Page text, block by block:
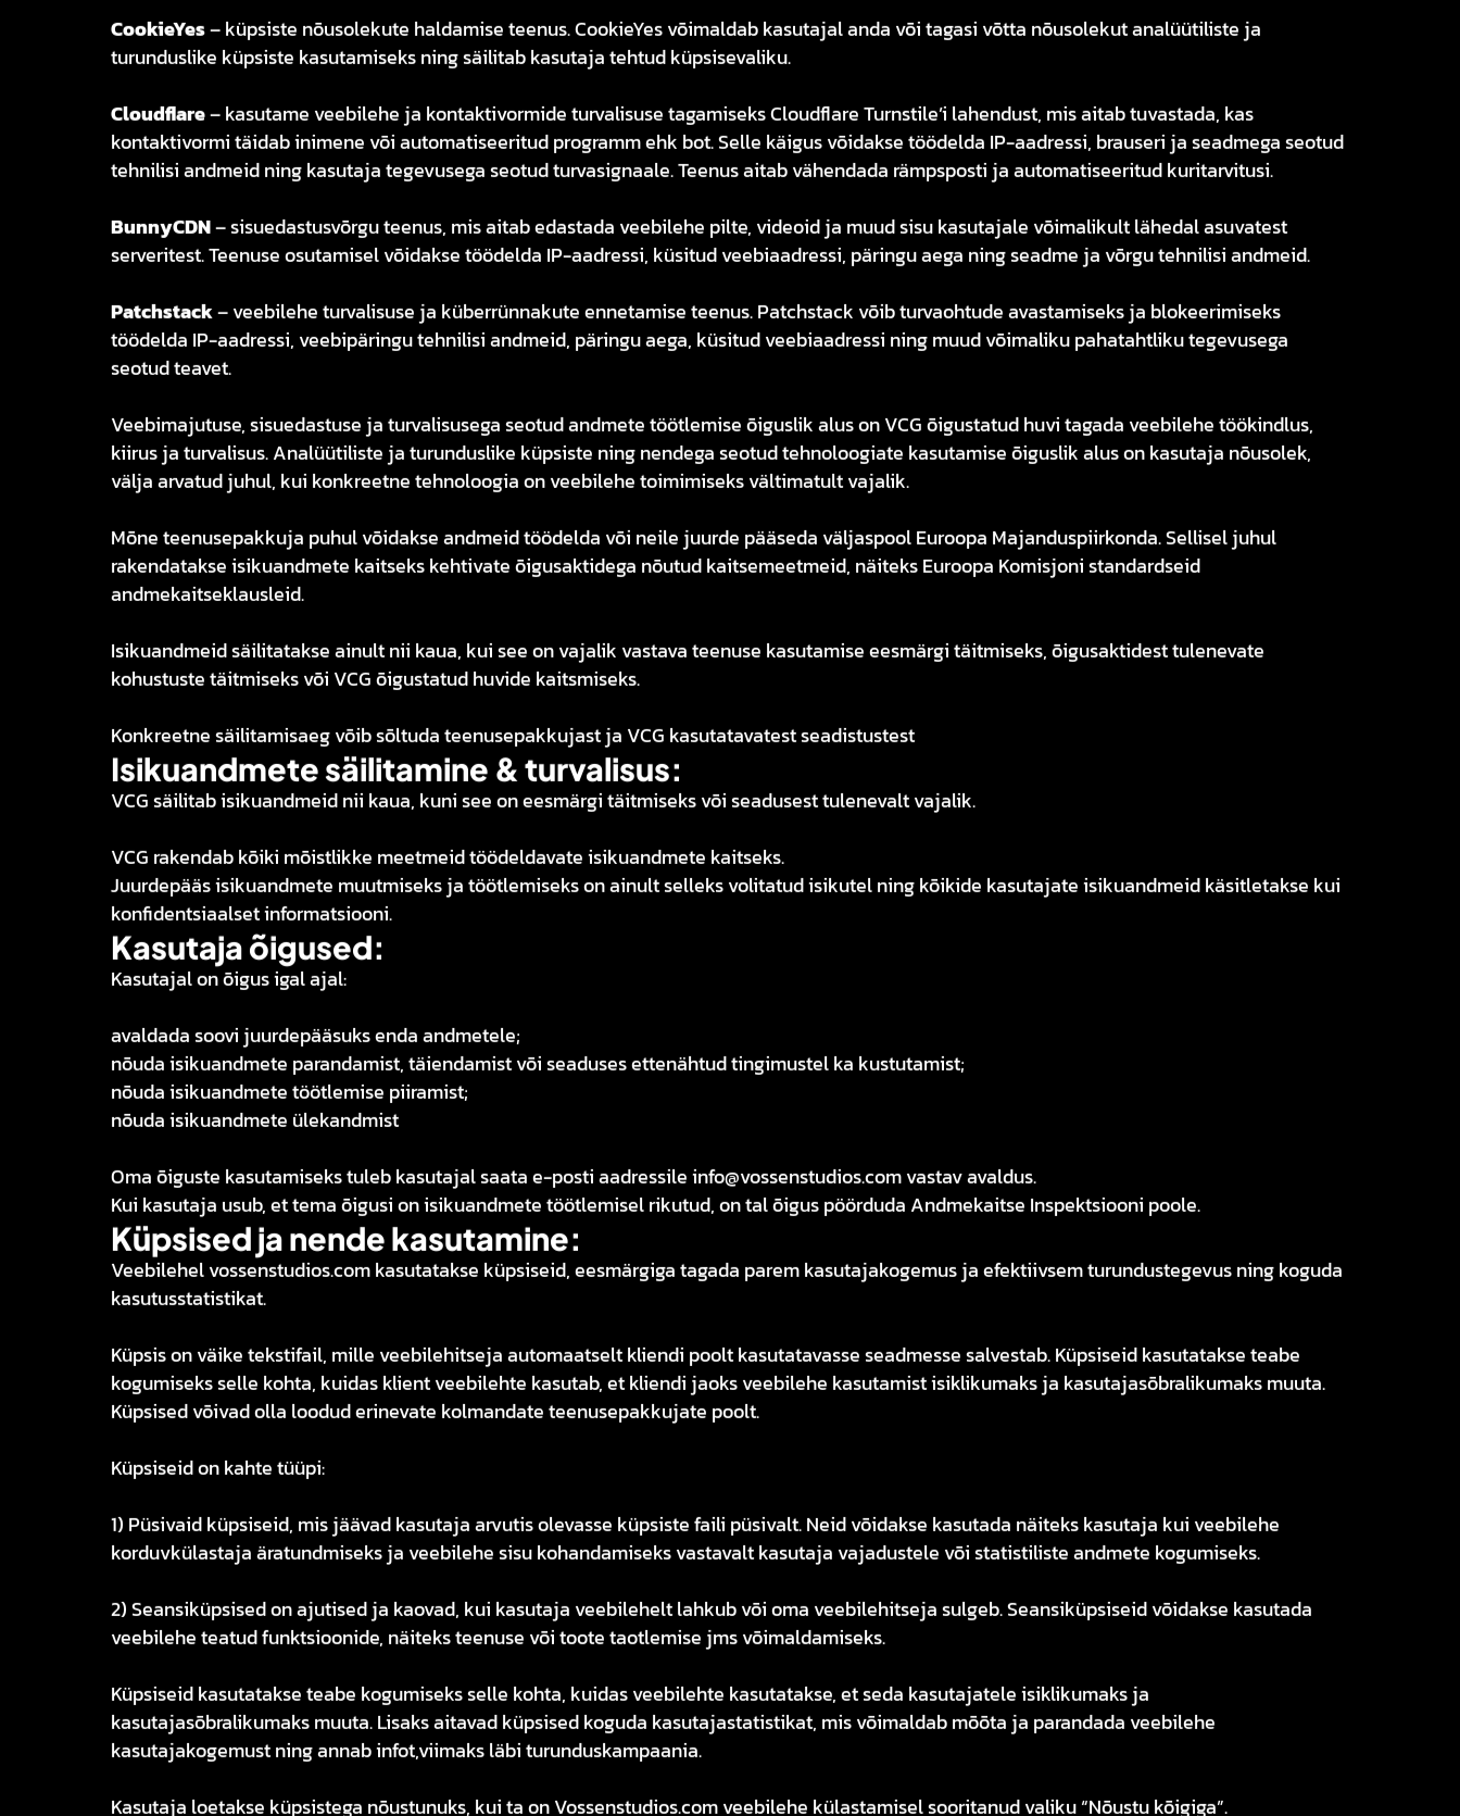
CookieYes– küpsiste nõusolekute haldamise teenus. CookieYes võimaldab kasutajal anda või tagasi võtta nõusolekut analüütiliste ja
turunduslike küpsiste kasutamiseks ning säilitab kasutaja tehtud küpsisevaliku.
Cloudflare– kasutame veebilehe ja kontaktivormide turvalisuse tagamiseks Cloudflare Turnstile’i lahendust, mis aitab tuvastada, kas
kontaktivormi täidab inimene või automatiseeritud programm ehk bot. Selle käigus võidakse töödelda IP-aadressi, brauseri ja seadmega seotud
tehnilisi andmeid ning kasutaja tegevusega seotud turvasignaale. Teenus aitab vähendada rämpsposti ja automatiseeritud kuritarvitusi.
BunnyCDN– sisuedastusvõrgu teenus, mis aitab edastada veebilehe pilte, videoid ja muud sisu kasutajale võimalikult lähedal asuvatest
serveritest. Teenuse osutamisel võidakse töödelda IP-aadressi, küsitud veebiaadressi, päringu aega ning seadme ja võrgu tehnilisi andmeid.
Patchstack– veebilehe turvalisuse ja küberrünnakute ennetamise teenus. Patchstack võib turvaohtude avastamiseks ja blokeerimiseks
töödelda IP-aadressi, veebipäringu tehnilisi andmeid, päringu aega, küsitud veebiaadressi ning muud võimaliku pahatahtliku tegevusega
seotud teavet.
Veebimajutuse, sisuedastuse ja turvalisusega seotud andmete töötlemise õiguslik alus on VCG õigustatud huvi tagada veebilehe töökindlus,
kiirus ja turvalisus. Analüütiliste ja turunduslike küpsiste ning nendega seotud tehnoloogiate kasutamise õiguslik alus on kasutaja nõusolek,
välja arvatud juhul, kui konkreetne tehnoloogia on veebilehe toimimiseks vältimatult vajalik.
Mõne teenusepakkuja puhul võidakse andmeid töödelda või neile juurde pääseda väljaspool Euroopa Majanduspiirkonda. Sellisel juhul
rakendatakse isikuandmete kaitseks kehtivate õigusaktidega nõutud kaitsemeetmeid, näiteks Euroopa Komisjoni standardseid
andmekaitseklausleid.
Isikuandmeid säilitatakse ainult nii kaua, kui see on vajalik vastava teenuse kasutamise eesmärgi täitmiseks, õigusaktidest tulenevate
kohustuste täitmiseks või VCG õigustatud huvide kaitsmiseks.
Konkreetne säilitamisaeg võib sõltuda teenusepakkujast ja VCG kasutatavatest seadistustest
Isikuandmete säilitamine & turvalisus:
VCG säilitab isikuandmeid nii kaua, kuni see on eesmärgi täitmiseks või seadusest tulenevalt vajalik.
VCG rakendab kõiki mõistlikke meetmeid töödeldavate isikuandmete kaitseks.
Juurdepääs isikuandmete muutmiseks ja töötlemiseks on ainult selleks volitatud isikutel ning kõikide kasutajate isikuandmeid käsitletakse kui
konfidentsiaalset informatsiooni.
Kasutaja õigused:
Kasutajal on õigus igal ajal:
avaldada soovi juurdepääsuks enda andmetele;
nõuda isikuandmete parandamist, täiendamist või seaduses ettenähtud tingimustel ka kustutamist;
nõuda isikuandmete töötlemise piiramist;
nõuda isikuandmete ülekandmist
Oma õiguste kasutamiseks tuleb kasutajal saata e-posti aadressile info@vossenstudios.com vastav avaldus.
Kui kasutaja usub, et tema õigusi on isikuandmete töötlemisel rikutud, on tal õigus pöörduda Andmekaitse Inspektsiooni poole.
Küpsised ja nende kasutamine:
Veebilehel vossenstudios.com kasutatakse küpsiseid, eesmärgiga tagada parem kasutajakogemus ja efektiivsem turundustegevus ning koguda
kasutusstatistikat.
Küpsis on väike tekstifail, mille veebilehitseja automaatselt kliendi poolt kasutatavasse seadmesse salvestab. Küpsiseid kasutatakse teabe
kogumiseks selle kohta, kuidas klient veebilehte kasutab, et kliendi jaoks veebilehe kasutamist isiklikumaks ja kasutajasõbralikumaks muuta.
Küpsised võivad olla loodud erinevate kolmandate teenusepakkujate poolt.
Küpsiseid on kahte tüüpi:
1) Püsivaid küpsiseid, mis jäävad kasutaja arvutis olevasse küpsiste faili püsivalt. Neid võidakse kasutada näiteks kasutaja kui veebilehe
korduvkülastaja äratundmiseks ja veebilehe sisu kohandamiseks vastavalt kasutaja vajadustele või statistiliste andmete kogumiseks.
2) Seansiküpsised on ajutised ja kaovad, kui kasutaja veebilehelt lahkub või oma veebilehitseja sulgeb. Seansiküpsiseid võidakse kasutada
veebilehe teatud funktsioonide, näiteks teenuse või toote taotlemise jms võimaldamiseks.
Küpsiseid kasutatakse teabe kogumiseks selle kohta, kuidas veebilehte kasutatakse, et seda kasutajatele isiklikumaks ja
kasutajasõbralikumaks muuta. Lisaks aitavad küpsised koguda kasutajastatistikat, mis võimaldab mõõta ja parandada veebilehe
kasutajakogemust ning annab infot,viimaks läbi turunduskampaania.
Kasutaja loetakse küpsistega nõustunuks, kui ta on Vossenstudios.com veebilehe külastamisel sooritanud valiku “Nõustu kõigiga”.